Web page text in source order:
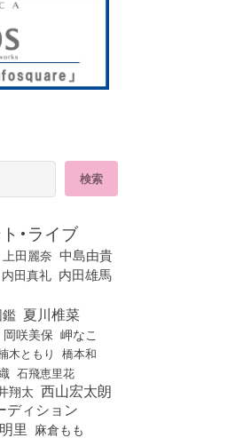
・ライブ
上田麗奈 中島由貴
内田真礼 内田雄馬
夏川椎菜
岡咲美保 岬なこ
木ともり 橋本和
石飛恵里花
翔太 西山宏太朗
ディション
里 麻倉もも